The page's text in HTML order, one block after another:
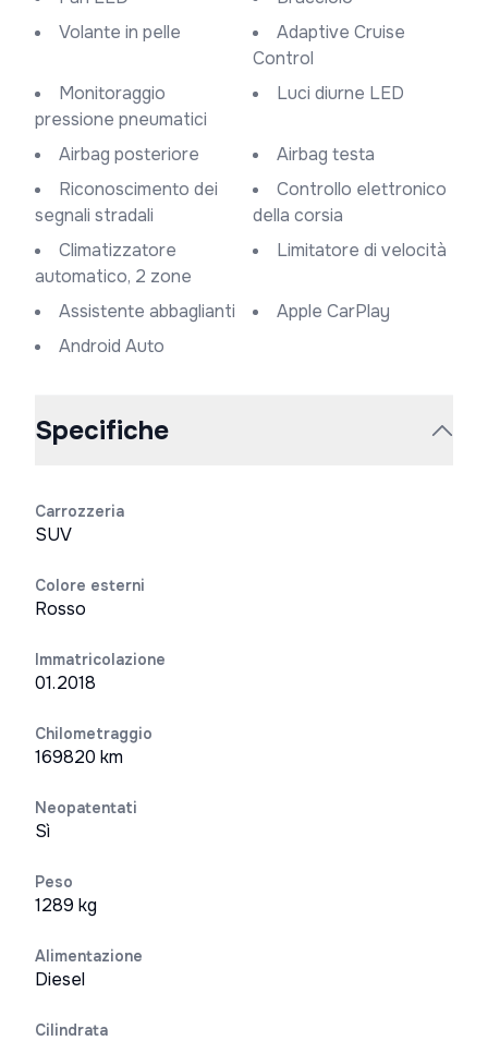
Volante in pelle
Adaptive Cruise
Control
Monitoraggio
pressione pneumatici
Luci diurne LED
Airbag posteriore
Airbag testa
Riconoscimento dei
segnali stradali
Controllo elettronico
della corsia
Climatizzatore
automatico, 2 zone
Limitatore di velocità
Assistente abbaglianti
Apple CarPlay
Android Auto
Specifiche
Carrozzeria
SUV
Colore esterni
Rosso
Immatricolazione
01.2018
Chilometraggio
169820 km
Neopatentati
Sì
Peso
1289 kg
Alimentazione
Diesel
Cilindrata